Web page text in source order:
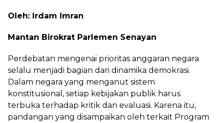
Oleh: Irdam Imran
Mantan Birokrat Parlemen Senayan
Perdebatan mengenai prioritas anggaran negara
selalu menjadi bagian dari dinamika demokrasi.
Dalam negara yang menganut sistem
konstitusional, setiap kebijakan publik harus
terbuka terhadap kritik dan evaluasi. Karena itu,
pandangan yang disampaikan oleh terkait Program